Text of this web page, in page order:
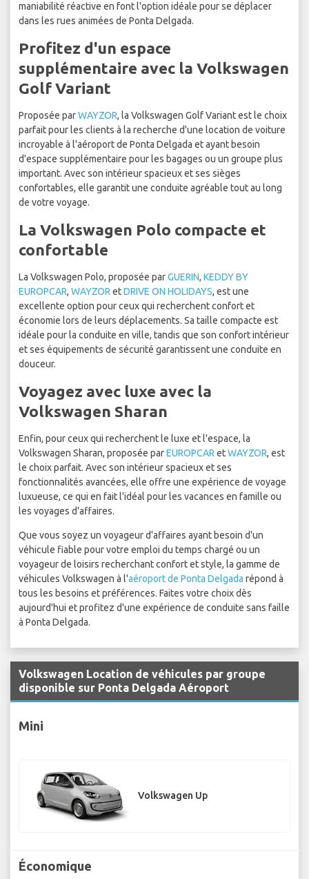
maniabilité réactive en font l'option idéale pour se déplacer
dans les rues animées de Ponta Delgada.
Profitez d'un espace
supplémentaire avec la Volkswagen
Golf Variant
Proposée parWAYZOR, la Volkswagen Golf Variant est le choix
parfait pour les clients à la recherche d'une location de voiture
incroyable à l'aéroport de Ponta Delgada et ayant besoin
d'espace supplémentaire pour les bagages ou un groupe plus
important. Avec son intérieur spacieux et ses sièges
confortables, elle garantit une conduite agréable tout au long
de votre voyage.
La Volkswagen Polo compacte et
confortable
La Volkswagen Polo, proposée parGUERIN, KEDDY BY
EUROPCAR, WAYZOR etDRIVE ON HOLIDAYS, est une
excellente option pour ceux qui recherchent confort et
économie lors de leurs déplacements. Sa taille compacte est
idéale pour la conduite en ville, tandis que son confort intérieur
et ses équipements de sécurité garantissent une conduite en
douceur.
Voyagez avec luxe avec la
Volkswagen Sharan
Enfin, pour ceux qui recherchent le luxe et l'espace, la
Volkswagen Sharan, proposée parEUROPCAR etWAYZOR, est
le choix parfait. Avec son intérieur spacieux et ses
fonctionnalités avancées, elle offre une expérience de voyage
luxueuse, ce qui en fait l'idéal pour les vacances en famille ou
les voyages d'affaires.
Que vous soyez un voyageur d'affaires ayant besoin d'un
véhicule fiable pour votre emploi du temps chargé ou un
voyageur de loisirs recherchant confort et style, la gamme de
véhicules Volkswagen à l'aéroport de Ponta Delgada répond à
tous les besoins et préférences. Faites votre choix dès
aujourd'hui et profitez d'une expérience de conduite sans faille
à Ponta Delgada.
Volkswagen Location de véhicules par groupe
disponible sur Ponta Delgada Aéroport
Mini
Volkswagen Up
Économique